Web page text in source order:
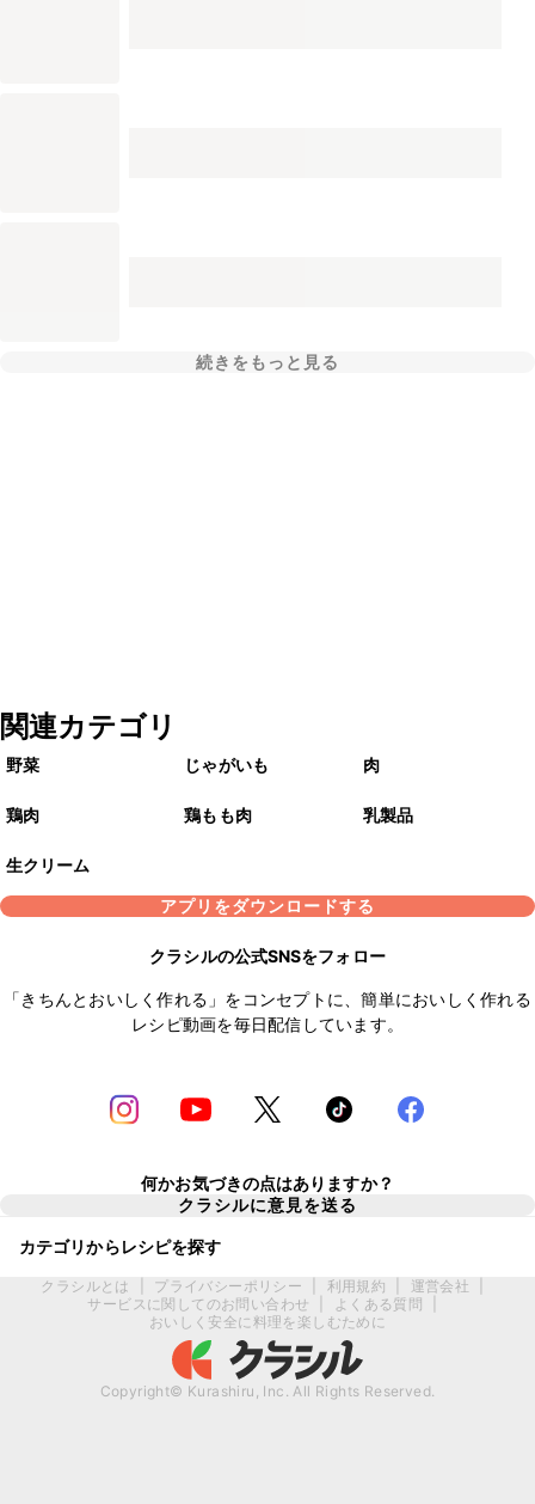
続きをもっと見る
関連カテゴリ
野菜 じゃがいも 肉
鶏肉 鶏もも肉 乳製品
生クリーム
アプリをダウンロードする
クラシルの公式SNSをフォロー
「きちんとおいしく作れる」をコンセプトに、簡単においしく作れる
レシピ動画を毎日配信しています。
何かお気づきの点はありますか？
クラシルに意見を送る
カテゴリからレシピを探す
クラシルとは プライバシーポリシー 利用規約 運営会社
サービスに関してのお問い合わせ
よくある質問
おいしく安全に料理を楽しむために
Copyright© Kurashiru, Inc. All Rights Reserved.